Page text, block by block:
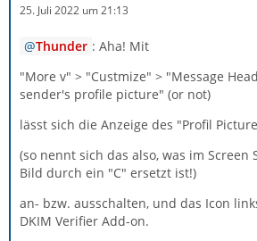
25. Juli 2022 um 21:13
Thunder : Aha! Mit
"More v" > "Custmize" > "Message
sender's profile picture" (or not)
lässt sich die Anzeige des "Profil
(so nennt sich das also, was im Screen
Bild durch ein "C" ersetzt ist!)
an- bzw. ausschalten, und das Icon
DKIM Verifier Add-on.